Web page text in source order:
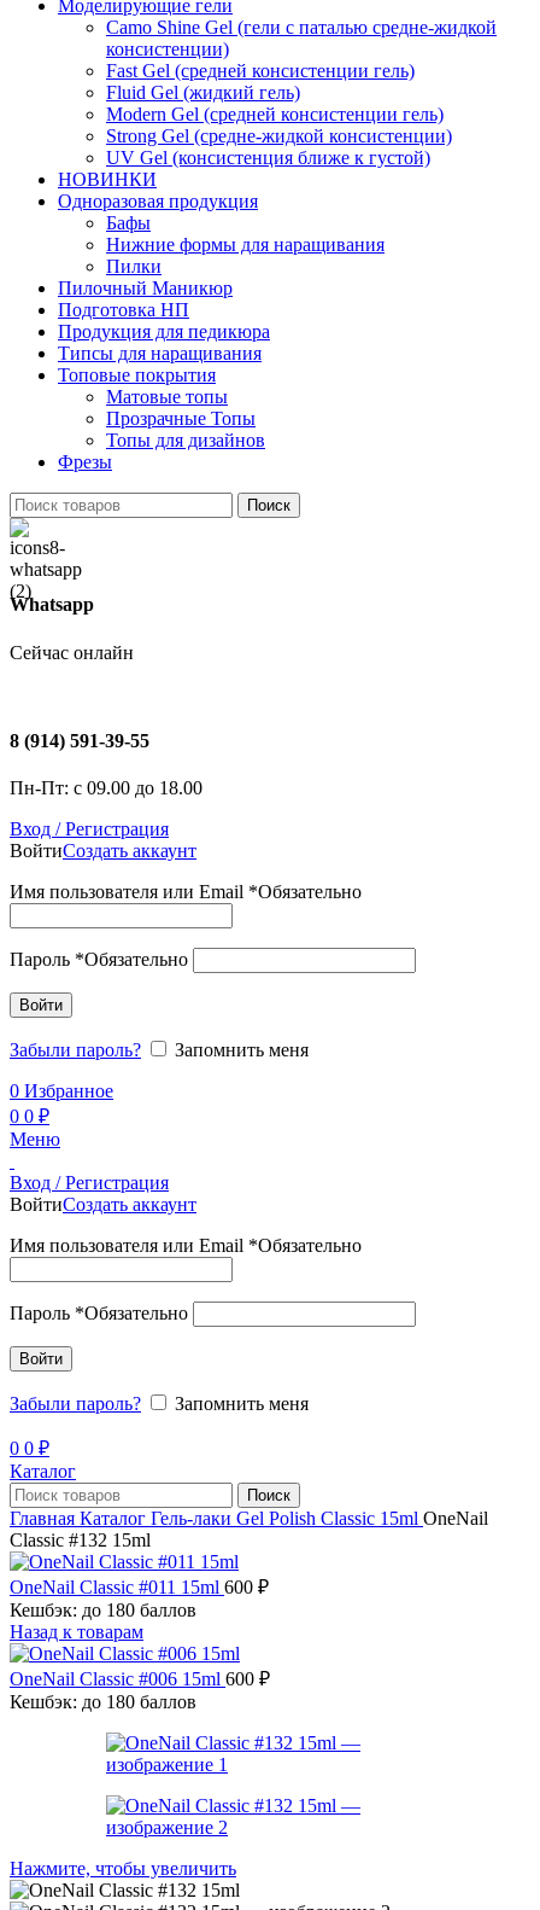
Моделирующие гели
Camo Shine Gel (гели с паталью средне-жидкой
консистенции)
Fast Gel (средней консистенции гель)
Fluid Gel (жидкий гель)
Modern Gel (средней консистенции гель)
Strong Gel (средне-жидкой консистенции)
UV Gel (консистенция ближе к густой)
НОВИНКИ
Одноразовая продукция
Бафы
Нижние формы для наращивания
Пилки
Пилочный Маникюр
Подготовка НП
Продукция для педикюра
Типсы для наращивания
Топовые покрытия
Матовые топы
Прозрачные Топы
Топы для дизайнов
Фрезы
Поиск
Whatsapp
Сейчас онлайн
8 (914) 591-39-55
Пн-Пт: с 09.00 до 18.00
Вход / Регистрация
ВойтиСоздать аккаунт
Имя пользователя или Email *Обязательно
Пароль *Обязательно
Войти
Забыли пароль?
Запомнить меня
0 Избранное
0 0 ₽
Меню
Вход / Регистрация
ВойтиСоздать аккаунт
Имя пользователя или Email *Обязательно
Пароль *Обязательно
Войти
Забыли пароль? Запомнить меня
0 0 ₽
Каталог
Поиск
Главная Каталог Гель-лаки Gel Polish Classic 15ml OneNail
Classic #132 15ml
OneNail Classic #011 15ml 600 ₽
Кешбэк: до 180 баллов
Назад к товарам
OneNail Classic #006 15ml 600 ₽
Кешбэк: до 180 баллов
Нажмите, чтобы увеличить